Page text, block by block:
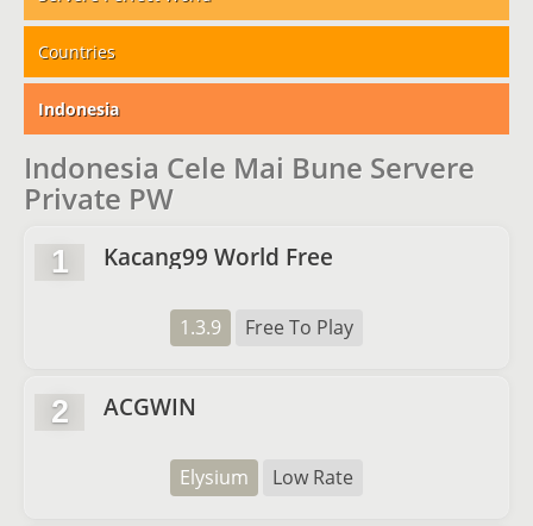
Countries
Indonesia
Indonesia Cele Mai Bune Servere
Private PW
1 Kacang99 World Free
1.3.9 Free To Play
2 ACGWIN
Elysium Low Rate